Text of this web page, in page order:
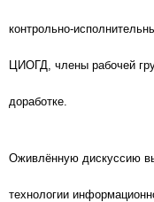
контрольно-
ЦИОГД, члены рабочей
доработке.
Оживлённую дискуссию
технологии